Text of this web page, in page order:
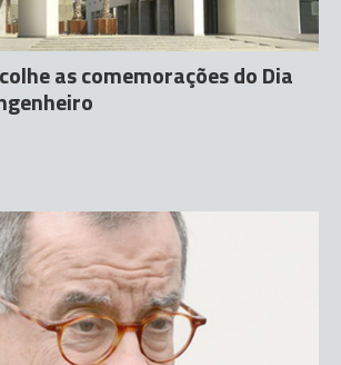
as comemorações do Dia